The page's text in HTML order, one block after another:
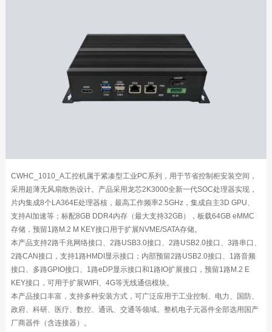
CWHC_1010_A工控机属于紧凑型工业PC系列，用于节省控制柜安装空间，
采用超薄无风扇散热设计。产品采用龙芯2K3000全新一代SOC处理器实现，
片内集成8个LA364E处理器核，最高工作频率2.5GHz，集成自主3D GPU、
支持AI加速等；标配8GB DDR4内存（最大支持32GB），板载64GB eMMC
存储，预留1路M.2 M KEY接口用于扩展NVME/SATA存储。
本产品支持2路千兆网络接口、2路USB3.0接口、2路USB2.0接口、3路串口、
2路CAN接口，支持1路HMDI显示接口；内部预留2路USB2.0接口、1路音频
接口、多路GPIO接口、1路eDP显示接口和1路IO扩展接口，预留1路M.2 E
KEY接口，可用于扩展WIFI、4G等无线通信模块。
本产品接口丰富，支持多种安装方式，可广泛应用于工业控制、电力、国防、
政府、科研、医疗、数控、通讯、交通等领域。整机电子元器件全部选用国产
厂商器件（含连接器）。